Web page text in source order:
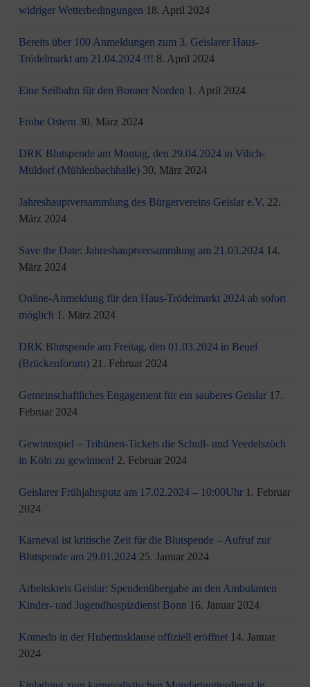
widriger Wetterbedingungen 18. April 2024
Bereits über 100 Anmeldungen zum 3. Geislarer Haus-
Trödelmarkt am 21.04.2024 !!! 8. April 2024
Eine Seilbahn für den Bonner Norden 1. April 2024
Frohe Ostern 30. März 2024
DRK Blutspende am Montag, den 29.04.2024 in Vilich-
Müldorf (Mühlenbachhalle) 30. März 2024
Jahreshauptversammlung des Bürgervereins Geislar e.V. 22.
März 2024
Save the Date: Jahreshauptversammlung am 21.03.2024 14.
März 2024
Online-Anmeldung für den Haus-Trödelmarkt 2024 ab sofort
möglich 1. März 2024
DRK Blutspende am Freitag, den 01.03.2024 in Beuel
(Brückenforum) 21. Februar 2024
Gemeinschaftliches Engagement für ein sauberes Geislar 17.
Februar 2024
Gewinnspiel – Tribünen-Tickets die Schull- und Veedelszöch
in Köln zu gewinnen! 2. Februar 2024
Geislarer Frühjahrsputz am 17.02.2024 – 10:00Uhr 1. Februar
2024
Karneval ist kritische Zeit für die Blutspende – Aufruf zur
Blutspende am 29.01.2024 25. Januar 2024
Arbeitskreis Geislar: Spendenübergabe an den Ambulanten
Kinder- und Jugendhospizdienst Bonn 16. Januar 2024
Komedo in der Hubertusklause offiziell eröffnet 14. Januar
2024